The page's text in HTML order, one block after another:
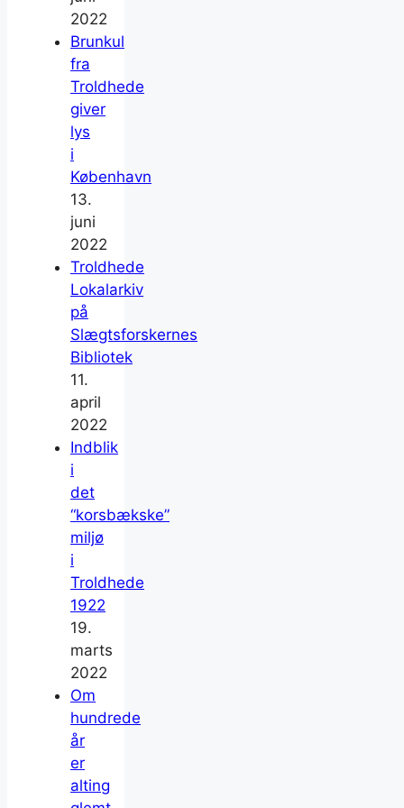
2022
Brunkul
fra
Troldhede
giver
lys
i
København
13.
juni
2022
Troldhede
Lokalarkiv
på
Slægtsforskernes
Bibliotek
11.
april
2022
Indblik
i
det
“korsbækske”
miljø
i
Troldhede
1922
19.
marts
2022
Om
hundrede
år
er
alting